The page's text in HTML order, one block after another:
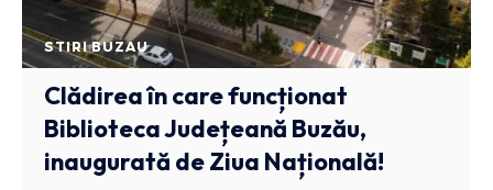
STIRI BUZAU
Clădirea în care funcționat
Biblioteca Județeană Buzău,
inaugurată de Ziua Națională!